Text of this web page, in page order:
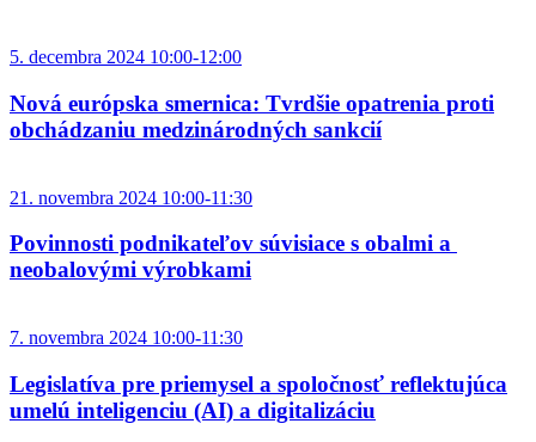
5. decembra 2024 10:00-12:00
Nová európska smernica: Tvrdšie opatrenia proti
obchádzaniu medzinárodných sankcií
21. novembra 2024 10:00-11:30
Povinnosti podnikateľov súvisiace s obalmi a
neobalovými výrobkami
7. novembra 2024 10:00-11:30
Legislatíva pre priemysel a spoločnosť reflektujúca
umelú inteligenciu (AI) a digitalizáciu